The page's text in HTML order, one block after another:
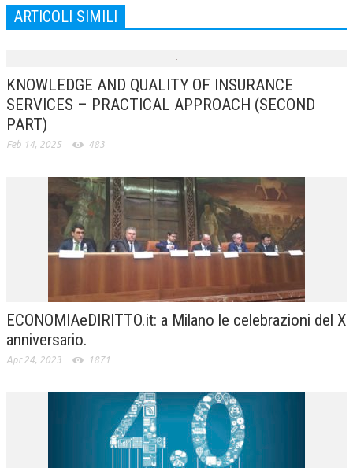
TRANSFER PRICING
AMMINISTRATIVA
TRIBUTARIA
GIURISPRUDENZA
COSTITUZIONALE
CIVILE
TRIBUTARIA
NEWS
ARCHIVIO EVENTI (FINO AL 2022)
BOLLETTINO FINANZIAMENTI
ARTICOLI SIMILI
KNOWLEDGE AND QUALITY OF INSURANCE
SERVICES – PRACTICAL APPROACH (SECOND
PART)
Feb 14, 2025 483
ECONOMIAeDIRITTO.it: a Milano le celebrazioni del X
anniversario.
Apr 24, 2023 1871